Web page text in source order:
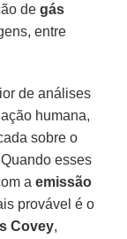
de gás
entre
de análises
humana,
sobre o
Quando esses
aemissão
provável é o
Covey,